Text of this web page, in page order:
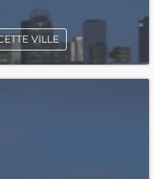
VILLE